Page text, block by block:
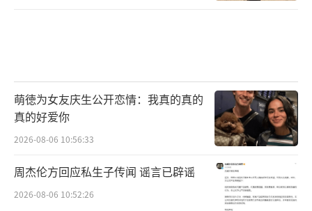
萌徳为女友庆生公开恋情：我真的真的
真的好爱你
2026-08-06 10:56:33
周杰伦方回应私生子传闻 谣言已辟谣
2026-08-06 10:52:26